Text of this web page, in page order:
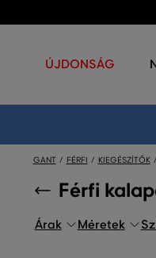
ÚJDONSÁG
GANT FÉRFI KIEGÉSZÍTŐK
Férfi
Árak Méretek